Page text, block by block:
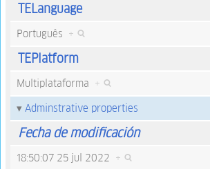
TELanguage
Português +
TEPlatform
Multiplataforma +
Adminstrative properties
Fecha de modificación
18:50:07 25 jul 2022 +